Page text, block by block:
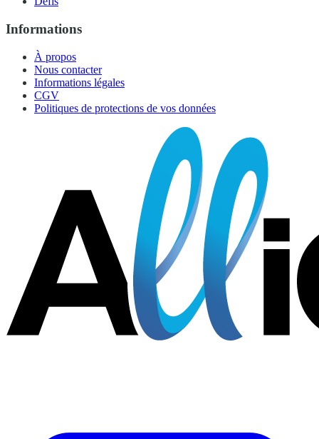
Informations
À propos
Nous contacter
Informations légales
CGV
Politiques de protections de vos données